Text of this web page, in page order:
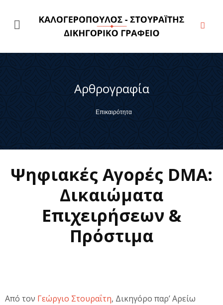
Αρθρογραφία
Επικαιρότητα
Ψηφιακές Αγορές DMA:
Δικαιώματα
Επιχειρήσεων &
Πρόστιμα
Από τον Γεώργιο Στουραΐτη, Δικηγόρο παρ’ Αρείω